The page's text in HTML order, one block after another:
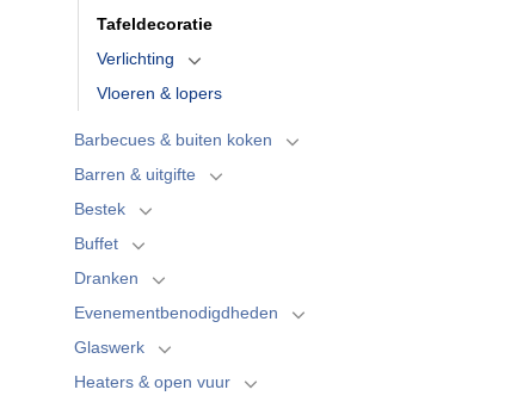
Tafeldecoratie
Verlichting
Vloeren & lopers
Barbecues & buiten koken
Barren & uitgifte
Bestek
Buffet
Dranken
Evenementbenodigdheden
Glaswerk
Heaters & open vuur